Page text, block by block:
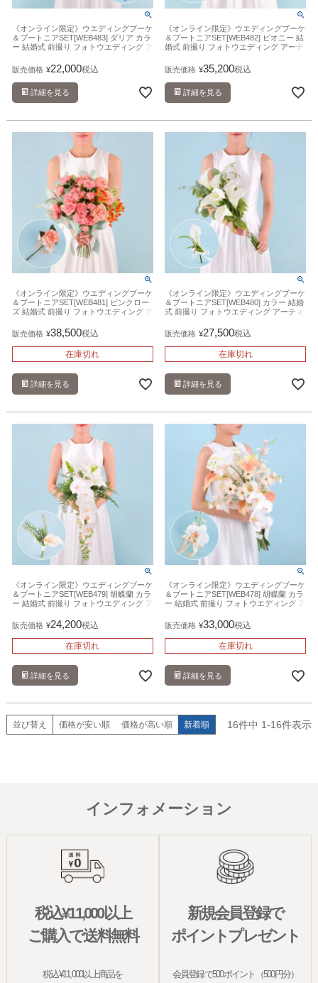
《オンライン限定》ウエディングブーケ
＆ブートニアSET[WEB483] ダリア カラ
ー 結婚式 前撮り フォトウエディング ア
販売価格 ¥22,000税込
詳細を見る
《オンライン限定》ウエディングブーケ
＆ブートニアSET[WEB482] ピオニー 結
婚式 前撮り フォトウエディング アーテ
販売価格 ¥35,200税込
詳細を見る
《オンライン限定》ウエディングブーケ
＆ブートニアSET[WEB481] ピンクロー
ズ 結婚式 前撮り フォトウエディング ア
販売価格 ¥38,500税込
在庫切れ
詳細を見る
《オンライン限定》ウエディングブーケ
＆ブートニアSET[WEB480] カラー 結婚
式 前撮り フォトウエディング アーティ
販売価格 ¥27,500税込
在庫切れ
詳細を見る
《オンライン限定》ウエディングブーケ
＆ブートニアSET[WEB479] 胡蝶蘭 カラ
ー 結婚式 前撮り フォトウエディング ア
販売価格 ¥24,200税込
在庫切れ
詳細を見る
《オンライン限定》ウエディングブーケ
＆ブートニアSET[WEB478] 胡蝶蘭 カラ
ー 結婚式 前撮り フォトウエディング ア
販売価格 ¥33,000税込
在庫切れ
詳細を見る
並び替え 価格が安い順 価格が高い順 新着順 16件中 1-16件表示
インフォメーション
税込¥11,000以上
ご購入で送料無料
税込¥11,000以上商品を
新規会員登録で
ポイントプレゼント
会員登録で500ポイント（500円分）